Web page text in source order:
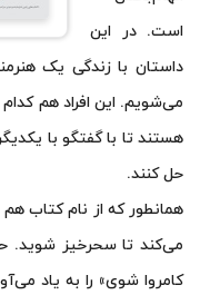
است. در این
داستان با زندگی یک
می‌شویم. این افراد هم
هستند تا با گفتگو با
حل کنند.
همانطور که از نام کتاب
می‌کند تا سحرخیز شوید.
کامروا شوی» را به یاد